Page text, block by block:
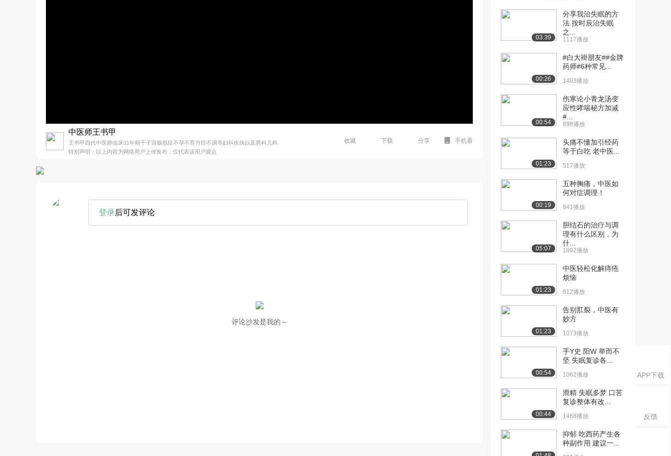
APP下载
反馈
中医师王书甲
王书甲四代中医师临床31年精于子宫腺肌症不孕不育月经不调等妇科疾病以及男科儿科.
特别声明：以上内容为网络用户上传发布，仅代表该用户观点
收藏 下载 分享 手机看
登录后可发评论
评论沙发是我的～
03:39
分享我治失眠的方
法 按时辰治失眠
之...
1117播放
00:26
#白大褂朋友##金牌
药师#6种常见...
1493播放
00:54
伤寒论小青龙汤变
应性哮喘秘方加减
#...
898播放
01:23
头痛不懂加引经药
等于白吃 老中医...
517播放
00:19
五种胸痛，中医如
何对症调理！
841播放
05:07
胆结石的治疗与调
理有什么区别，为
什...
1892播放
01:23
中医轻松化解痔疮
烦恼
812播放
01:23
告别肛裂，中医有
妙方
1073播放
00:54
手Y史 阳W 举而不
坚 失眠复诊各...
1062播放
00:44
滑精 失眠多梦 口苦
复诊整体有改...
1468播放
抑郁 吃西药产生各
种副作用 建议一...